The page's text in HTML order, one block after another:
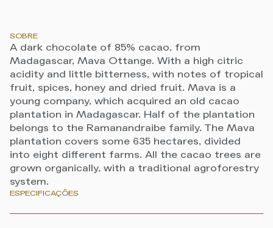
SOBRE
A dark chocolate of 85% cacao, from
Madagascar, Mava Ottange. With a high citric
acidity and little bitterness, with notes of tropical
fruit, spices, honey and dried fruit. Mava is a
young company, which acquired an old cacao
plantation in Madagascar. Half of the plantation
belongs to the Ramanandraibe family. The Mava
plantation covers some 635 hectares, divided
into eight different farms. All the cacao trees are
grown organically, with a traditional agroforestry
system.
ESPECIFICAÇÕES